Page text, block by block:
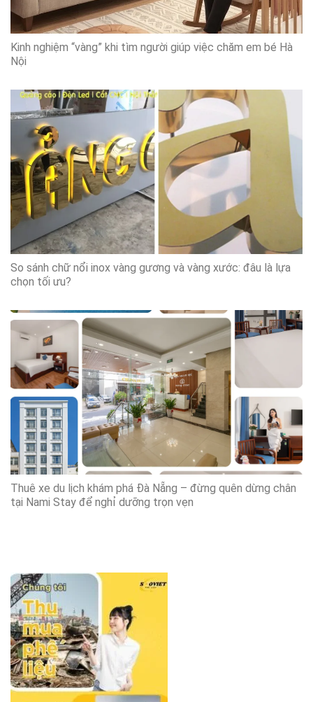
Kinh nghiệm “vàng” khi tìm người giúp việc chăm em bé Hà
Nội
So sánh chữ nổi inox vàng gương và vàng xước: đâu là lựa
chọn tối ưu?
Thuê xe du lịch khám phá Đà Nẵng – đừng quên dừng chân
tại Nami Stay để nghỉ dưỡng trọn vẹn